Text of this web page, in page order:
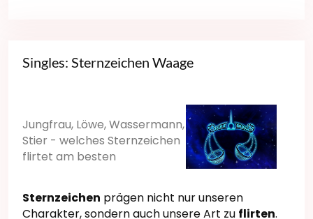
Singles: Sternzeichen Waage
Jungfrau, Löwe, Wassermann,
Stier - welches Sternzeichen
flirtet am besten
Sternzeichen prägen nicht nur unseren
Charakter, sondern auch unsere Art zu flirten.